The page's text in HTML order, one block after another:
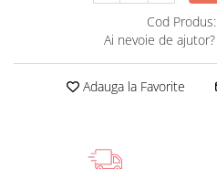
Cod Produs:
Ai nevoie de ajutor?
Adauga la Favorite